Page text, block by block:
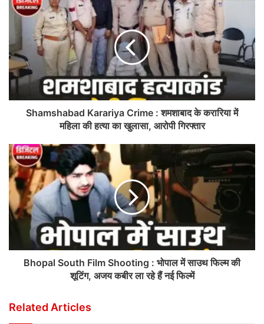
Shamshabad Karariya Crime : शमशाबाद के करारिया में
महिला की हत्या का खुलासा, आरोपी गिरफ्तार
Bhopal South Film Shooting : भोपाल में साउथ फिल्म की
शूटिंग, अजय कबीर ला रहे हैं नई फिल्में
Related Articles